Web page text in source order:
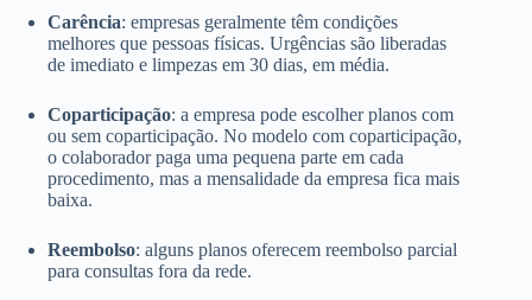
Carência: empresas geralmente têm condições
melhores que pessoas físicas. Urgências são liberadas
de imediato e limpezas em 30 dias, em média.
Coparticipação: a empresa pode escolher planos com
ou sem coparticipação. No modelo com coparticipação,
o colaborador paga uma pequena parte em cada
procedimento, mas a mensalidade da empresa fica mais
baixa.
Reembolso: alguns planos oferecem reembolso parcial
para consultas fora da rede.